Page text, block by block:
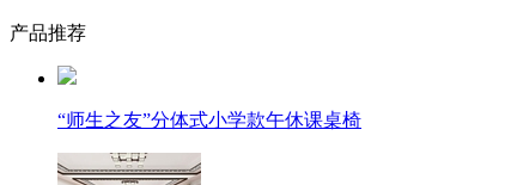
产品推荐
“师生之友”分体式小学款午休课桌椅